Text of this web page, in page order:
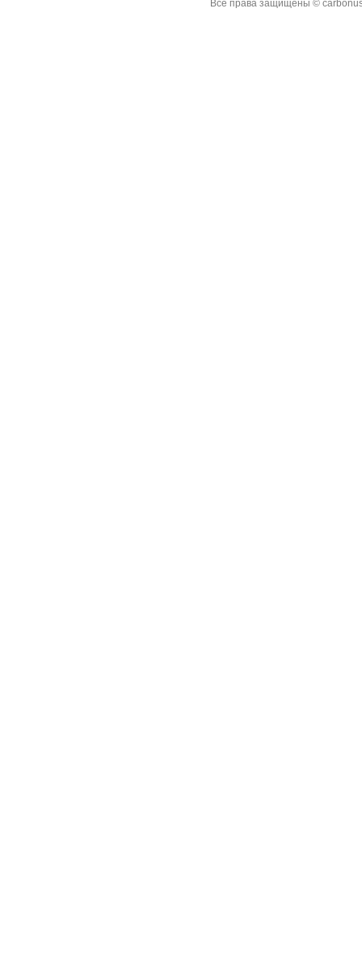
Все права защищены ©